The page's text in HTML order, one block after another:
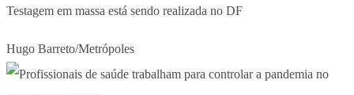
Testagem em massa está sendo realizada no DF
Hugo Barreto/Metrópoles